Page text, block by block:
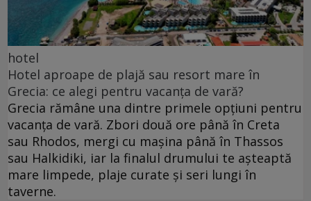
hotel
Hotel aproape de plajă sau resort mare în
Grecia: ce alegi pentru vacanța de vară?
Grecia rămâne una dintre primele opțiuni pentru
vacanța de vară. Zbori două ore până în Creta
sau Rhodos, mergi cu mașina până în Thassos
sau Halkidiki, iar la finalul drumului te așteaptă
mare limpede, plaje curate și seri lungi în
taverne.